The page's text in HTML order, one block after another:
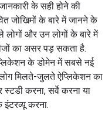
के सही होने की
जोखिमों के बारे में जानने के
लोगों और उन लोगों के बारे में
का असर पड़ सकता है.
के डोमेन में सबसे नई
मिलते-जुलते ऐप्लिकेशन का
करना, सर्वे करना या
करना.